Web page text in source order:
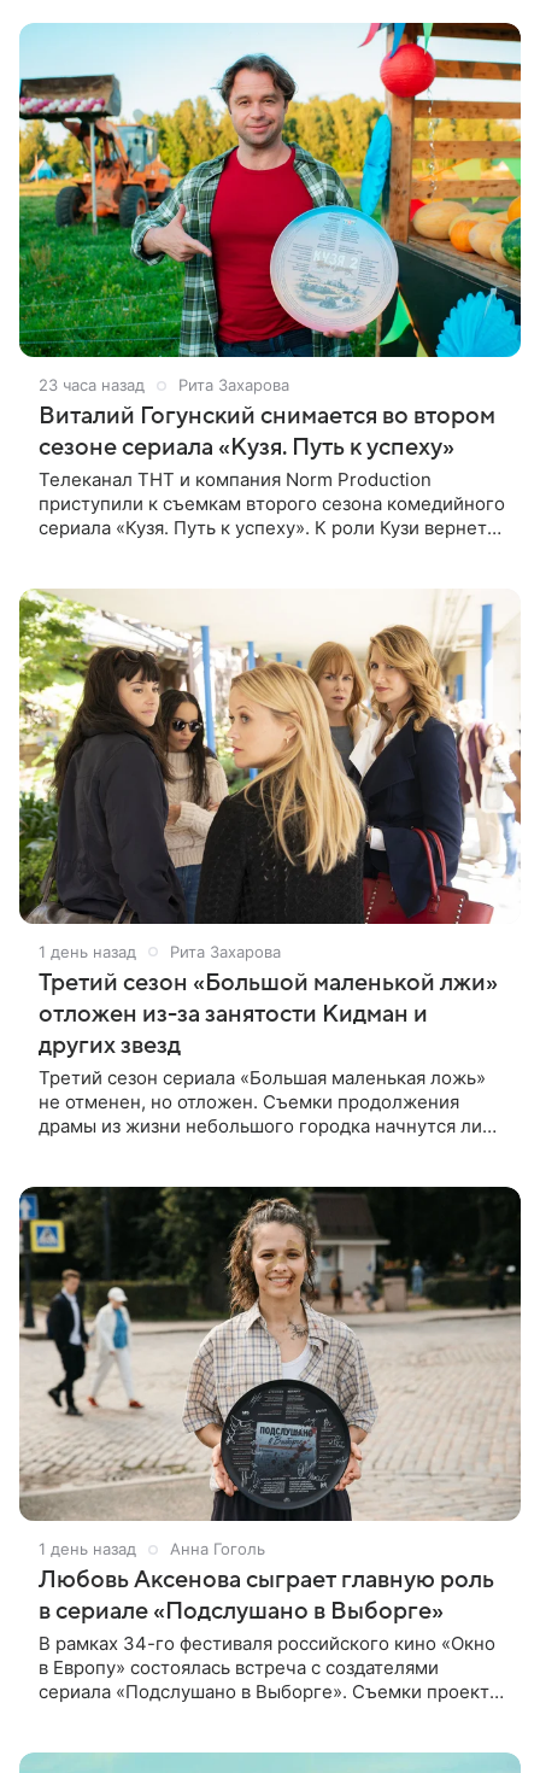
23 часа назад Рита Захарова
Виталий Гогунский снимается во втором
сезоне сериала «Кузя. Путь к успеху»
Телеканал ТНТ и компания Norm Production
приступили к съемкам второго сезона комедийного
сериала «Кузя. Путь к успеху». К роли Кузи вернется
1 день назад Рита Захарова
Третий сезон «Большой маленькой лжи»
отложен из-за занятости Кидман и
других звезд
Третий сезон сериала «Большая маленькая ложь»
не отменен, но отложен. Съемки продолжения
драмы из жизни небольшого городка начнутся лишь
1 день назад Анна Гоголь
Любовь Аксенова сыграет главную роль
в сериале «Подслушано в Выборге»
В рамках 34-го фестиваля российского кино «Окно
в Европу» состоялась встреча с создателями
сериала «Подслушано в Выборге». Съемки проекта